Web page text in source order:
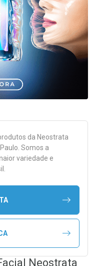
da Neostrata
Somos a
variedade e
Neostrata